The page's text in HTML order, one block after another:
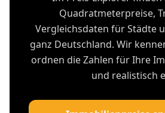
Quadratmeterpreise,
Vergleichsdaten für Städte
ganz Deutschland. Wir
ordnen die Zahlen für Ihre
und realistisch